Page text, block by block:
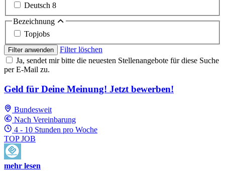
Deutsch 8
Bezeichnung
Topjobs
Filter anwenden
Filter löschen
Ja, sendet mir bitte die neuesten Stellenangebote für diese Suche
per E-Mail zu.
Geld für Deine Meinung! Jetzt bewerben!
Bundesweit
Nach Vereinbarung
4 - 10 Stunden pro Woche
TOP JOB
mehr lesen